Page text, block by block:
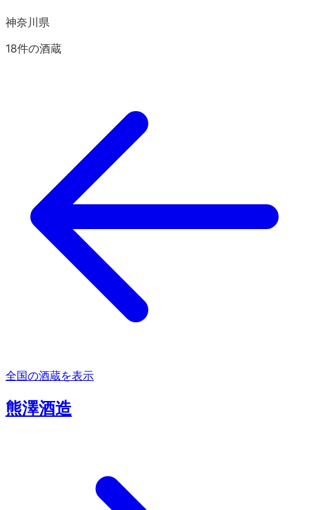
神奈川県
18件の酒蔵
全国の酒蔵を表示
熊澤酒造